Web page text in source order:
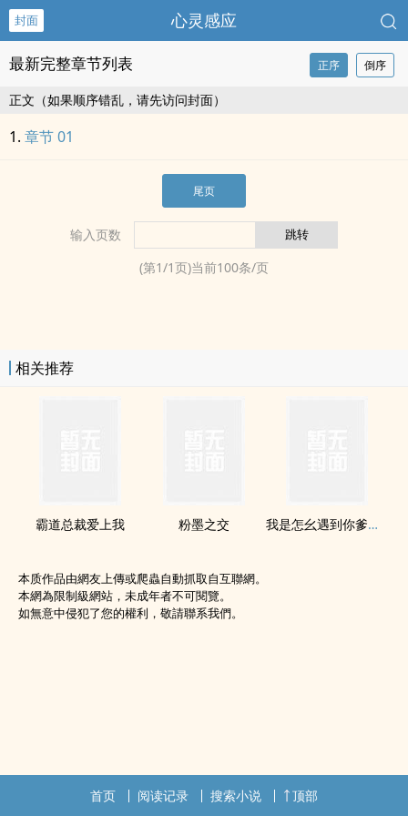
封面 心灵感应
最新完整章节列表 正序 倒序
正文（如果顺序错乱，请先访问封面）
章节 01
尾页
输入页数
(第1/1页)当前100条/页
相关推荐
霸道总裁爱上我 粉墨之交 我是怎幺遇到你爹地的
本质作品由網友上傳或爬蟲自動抓取自互聯網。
本網為限制級網站，未成年者不可閱覽。
如無意中侵犯了您的權利，敬請聯系我們。
首页 阅读记录 搜索小说 顶部